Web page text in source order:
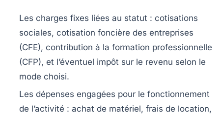
Les charges fixes liées au statut : cotisations
sociales, cotisation foncière des entreprises
(CFE), contribution à la formation professionnelle
(CFP), et l’éventuel impôt sur le revenu selon le
mode choisi.
Les dépenses engagées pour le fonctionnement
de l’activité : achat de matériel, frais de location,